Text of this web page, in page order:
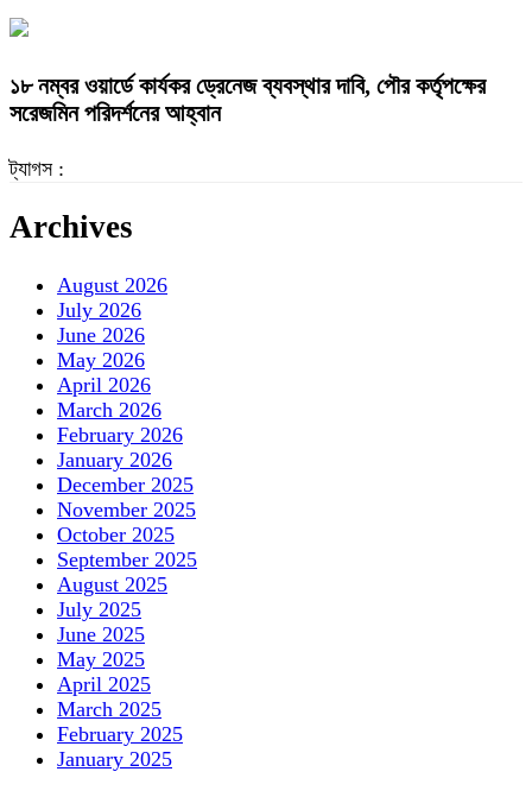
১৮ নম্বর ওয়ার্ডে কার্যকর ড্রেনেজ ব্যবস্থার দাবি, পৌর কর্তৃপক্ষের
সরেজমিন পরিদর্শনের আহ্বান
ট্যাগস :
Archives
August 2026
July 2026
June 2026
May 2026
April 2026
March 2026
February 2026
January 2026
December 2025
November 2025
October 2025
September 2025
August 2025
July 2025
June 2025
May 2025
April 2025
March 2025
February 2025
January 2025